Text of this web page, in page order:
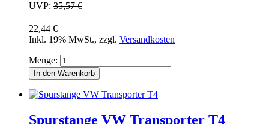
UVP: 35,57 €
22,44 €
Inkl. 19% MwSt., zzgl. Versandkosten
Menge:
In den Warenkorb
Spurstange VW Transporter T4